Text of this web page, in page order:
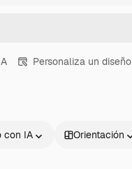
Personaliza un diseño
con IA Orientación